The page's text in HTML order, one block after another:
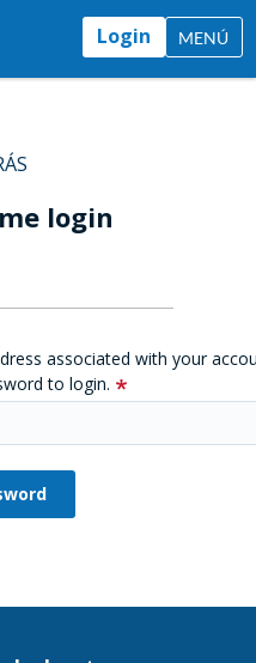
Login MENÚ
login
associated with your
to login.